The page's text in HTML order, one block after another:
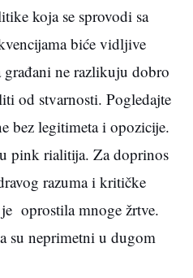
koja se sprovodi sa
biće vidljive
ne razlikuju dobro
od stvarnosti. Pogledajte
bez legitimeta i opozicije.
pink rialitija. Za doprinos
razuma i kritičke
oprostila mnoge žrtve.
su neprimetni u dugom